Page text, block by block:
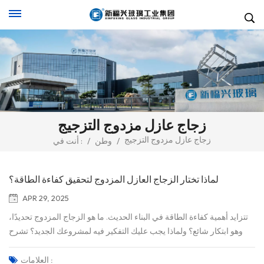
زجاج عازل مزدوج التزجيج
أنت في : / وطن / زجاج عازل مزدوج التزجيج
لماذا تختار الزجاج العازل المزدوج لتحقيق كفاءة الطاقة؟
APR 29, 2025
تتزايد أهمية كفاءة الطاقة في البناء الحديث. ما هو الزجاج المزدوج تحديدًا،
وهو ابتكار شائع؟ ولماذا يجب عليك التفكير فيه لمشروعك الجديد؟ تشرح
هذه المقالة مزايا وقيمة هذه التقنية الزجاجية المتطورة. الزجاج العازل زجاج
عازل مزدوج الزجاج، والمعروفة أيضًا باسم وحدة زجاج عازل حراريًايتكون
العلامات :